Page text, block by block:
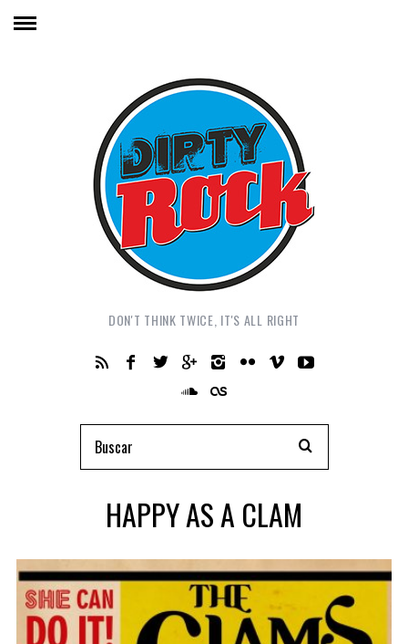
DON'T THINK TWICE, IT'S ALL RIGHT
HAPPY AS A CLAM